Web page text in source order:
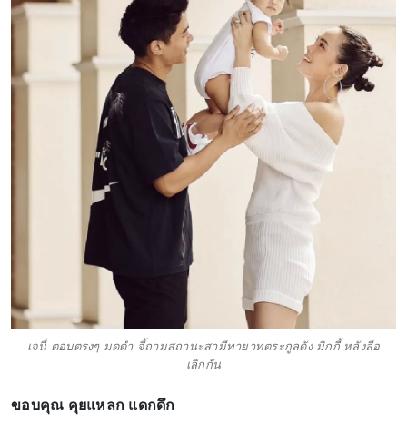
เจนี่ ตอบตรงๆ มดดำ จี้ถามสถานะสามีทายาทตระกูลดัง มิกกี้ หลังลือ
เลิกกัน
ขอบคุณ คุยแหลก แดกดึก